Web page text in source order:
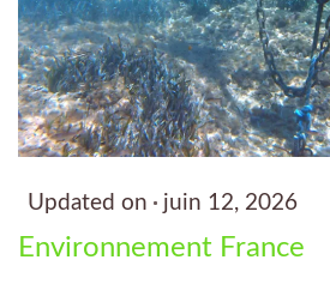
Updated on juin 12, 2026
Environnement France